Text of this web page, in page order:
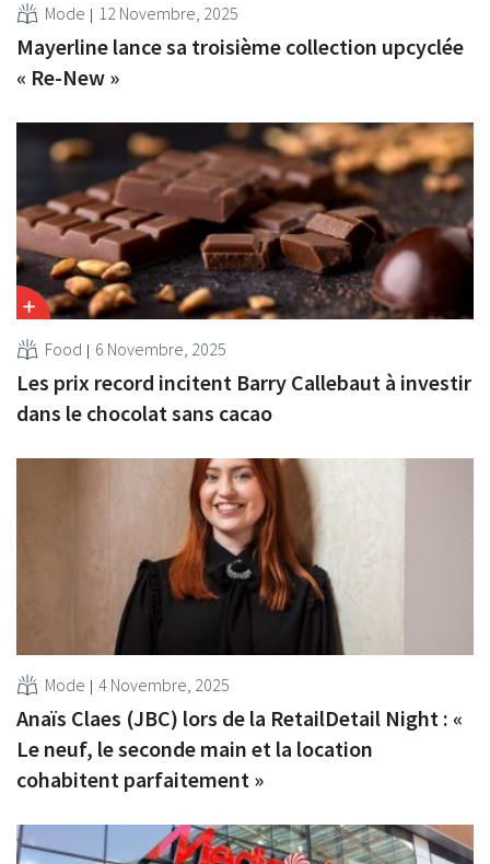
Mode 12 Novembre, 2025
Mayerline lance sa troisième collection upcyclée
« Re-New »
Food 6 Novembre, 2025
Les prix record incitent Barry Callebaut à investir
dans le chocolat sans cacao
Mode 4 Novembre, 2025
Anaïs Claes (JBC) lors de la RetailDetail Night : «
Le neuf, le seconde main et la location
cohabitent parfaitement »